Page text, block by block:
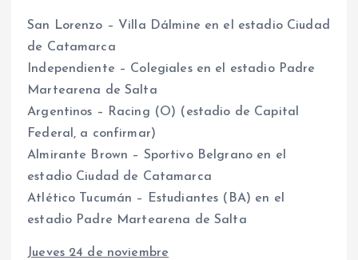
San Lorenzo – Villa Dálmine en el estadio Ciudad
de Catamarca
Independiente – Colegiales en el estadio Padre
Martearena de Salta
Argentinos – Racing (O) (estadio de Capital
Federal, a confirmar)
Almirante Brown – Sportivo Belgrano en el
estadio Ciudad de Catamarca
Atlético Tucumán – Estudiantes (BA) en el
estadio Padre Martearena de Salta
Jueves 24 de noviembre